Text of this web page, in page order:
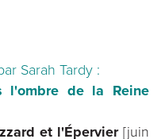
Sarah Tardy :
l'ombre de la Reine
et l'Épervier[juin